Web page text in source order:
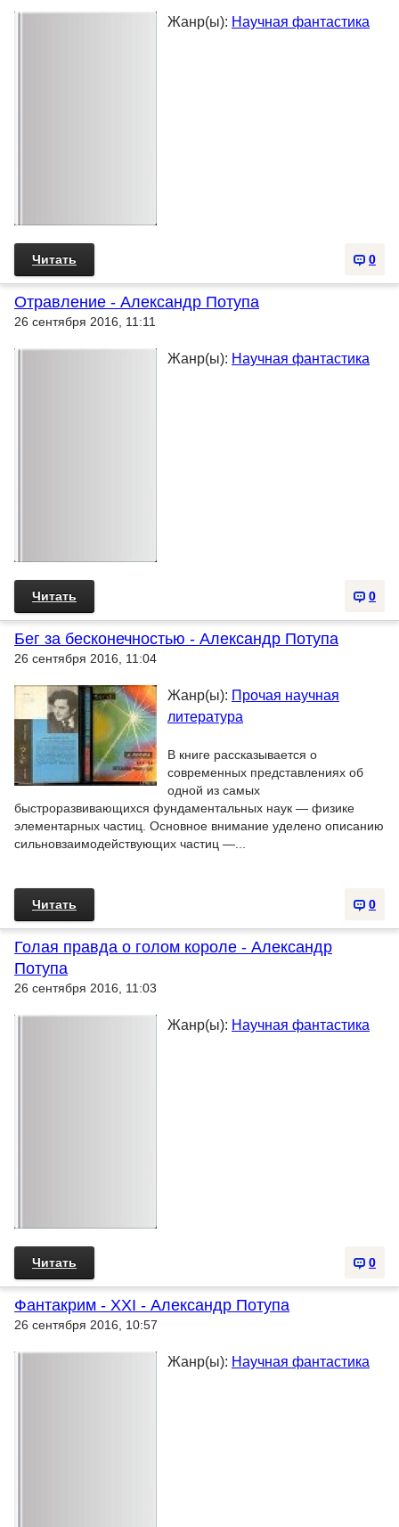
Жанр(ы): Научная фантастика
0
Читать
Отравление - Александр Потупа
26 сентября 2016, 11:11
Жанр(ы): Научная фантастика
0
Читать
Бег за бесконечностью - Александр Потупа
26 сентября 2016, 11:04
Жанр(ы): Прочая научная
литература
В книге рассказывается о
современных представлениях об
одной из самых
быстроразвивающихся фундаментальных наук — физике
элементарных частиц. Основное внимание уделено описанию
сильновзаимодействующих частиц —...
0
Читать
Голая правда о голом короле - Александр
Потупа
26 сентября 2016, 11:03
Жанр(ы): Научная фантастика
0
Читать
Фантакрим - XXI - Александр Потупа
26 сентября 2016, 10:57
Жанр(ы): Научная фантастика